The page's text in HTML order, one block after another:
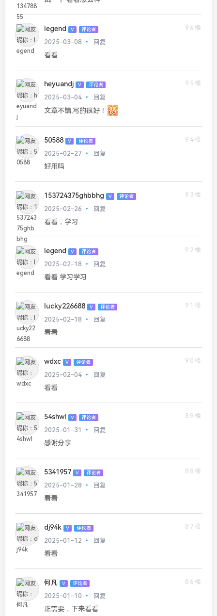
legend V 评论者
96楼
2025-03-08
回复
看看
heyuandj V 评论者
95楼
2025-03-04
回复
文章不错,写的很好！
50588 V 评论者
94楼
2025-02-27
回复
好用吗
153724375ghbbhg V 评论者
93楼
2025-02-26
回复
看看，学习
legend V 评论者
92楼
2025-02-18
回复
看看 学习学习
lucky226688 V 评论者
91楼
2025-02-18
回复
看看
wdxc V 评论者
90楼
2025-02-04
回复
看看
54shwl V 评论者
89楼
2025-01-31
回复
感谢分享
5341957 V 评论者
88楼
2025-01-28
回复
看看
dj94k V 评论者
87楼
2025-01-12
回复
看看
何凡 V 评论者
86楼
2025-01-10
回复
正需要，下来看看